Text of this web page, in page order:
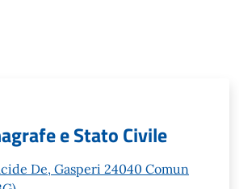
e Stato Civile
De, Gasperi 24040 Comun